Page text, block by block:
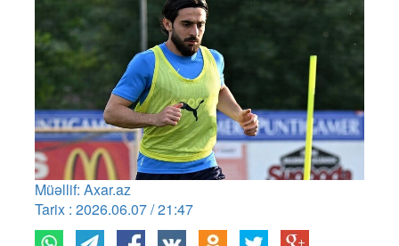
Müəllif: Axar.az
Tarix : 2026.06.07 / 21:47